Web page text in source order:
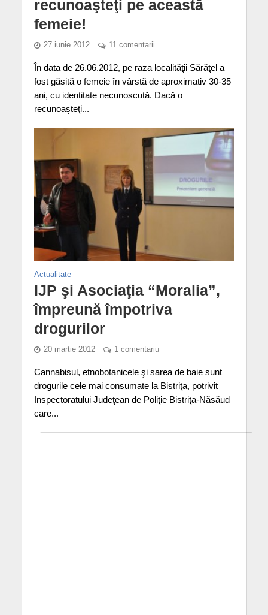
recunoaşteţi pe această
femeie!
27 iunie 2012 11 comentarii
În data de 26.06.2012, pe raza localităţii Sărăţel a
fost găsită o femeie în vârstă de aproximativ 30-35
ani, cu identitate necunoscută. Dacă o
recunoaşteţi...
Actualitate
IJP şi Asociaţia “Moralia”,
împreună împotriva
drogurilor
20 martie 2012 1 comentariu
Cannabisul, etnobotanicele şi sarea de baie sunt
drogurile cele mai consumate la Bistriţa, potrivit
Inspectoratului Judeţean de Poliţie Bistriţa-Năsăud
care...